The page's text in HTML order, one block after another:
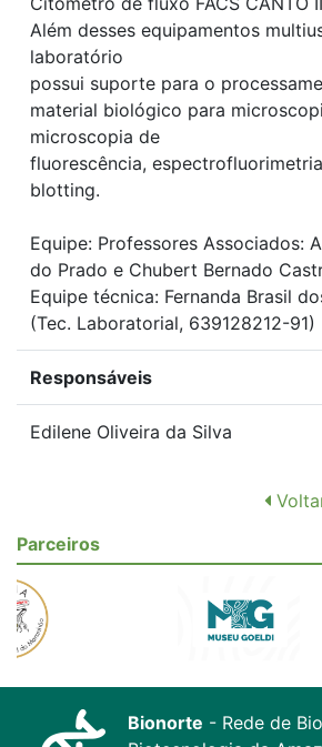
Além desses equipamentos
laboratório
possui suporte para o
material biológico para
microscopia de
fluorescência,
blotting.
Equipe: Professores Associados:
do Prado e Chubert Bernado
Equipe técnica: Fernanda Brasil
(Tec. Laboratorial, 639128212-91)
Responsáveis
Edilene Oliveira da Silva
Parceiros
Bionorte - Rede de